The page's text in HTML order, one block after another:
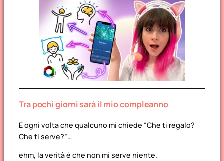
Tra pochi giorni sarà il mio compleanno
E ogni volta che qualcuno mi chiede “Che ti regalo?
Che ti serve?”…
ehm, la verità è che non mi serve niente.